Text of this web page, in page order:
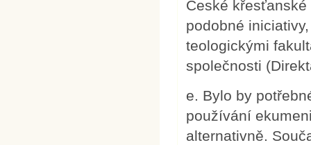
České
podobné
teologickými
společnosti
e. Bylo by
používání
alternativně.